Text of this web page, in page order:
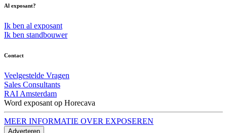
Al exposant?
Ik ben al exposant
Ik ben standbouwer
Contact
Veelgestelde Vragen
Sales Consultants
RAI Amsterdam
Word exposant op Horecava
MEER INFORMATIE OVER EXPOSEREN
Adverteren